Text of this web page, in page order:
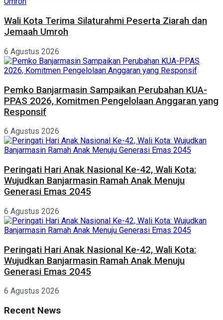
Wali Kota Terima Silaturahmi Peserta Ziarah dan
Jemaah Umroh
6 Agustus 2026
Pemko Banjarmasin Sampaikan Perubahan KUA-
PPAS 2026, Komitmen Pengelolaan Anggaran yang
Responsif
6 Agustus 2026
Peringati Hari Anak Nasional Ke-42, Wali Kota:
Wujudkan Banjarmasin Ramah Anak Menuju
Generasi Emas 2045
6 Agustus 2026
Peringati Hari Anak Nasional Ke-42, Wali Kota:
Wujudkan Banjarmasin Ramah Anak Menuju
Generasi Emas 2045
6 Agustus 2026
Recent News